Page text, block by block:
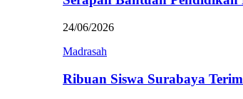
24/06/2026
Madrasah
Ribuan Siswa Surabaya